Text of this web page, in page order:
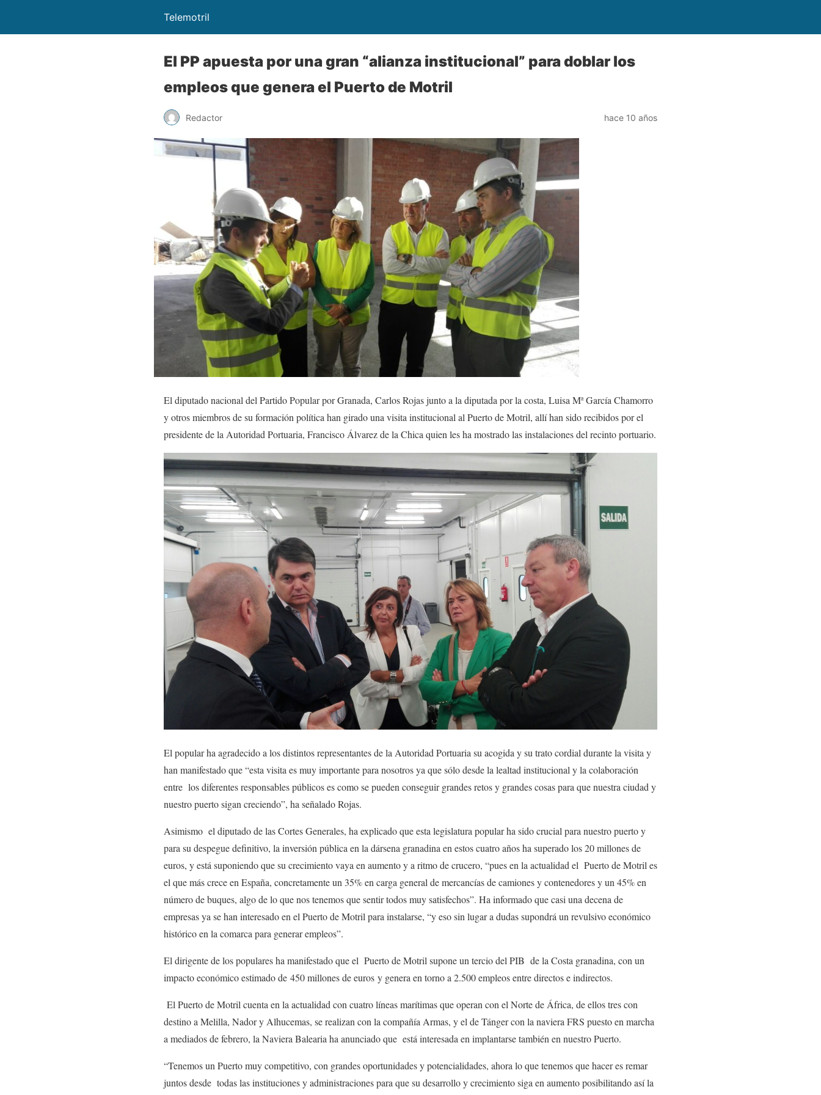
Telemotril
El PP apuesta por una gran “alianza institucional” para doblar los
empleos que genera el Puerto de Motril
Redactor hace 10 años
El diputado nacional del Partido Popular por Granada, Carlos Rojas junto a la diputada por la costa, Luisa Mª García Chamorro
y otros miembros de su formación política han girado una visita institucional al Puerto de Motril, allí han sido recibidos por el
presidente de la Autoridad Portuaria, Francisco Álvarez de la Chica quien les ha mostrado las instalaciones del recinto portuario.
El popular ha agradecido a los distintos representantes de la Autoridad Portuaria su acogida y su trato cordial durante la visita y
han manifestado que “esta visita es muy importante para nosotros ya que sólo desde la lealtad institucional y la colaboración
entre los diferentes responsables públicos es como se pueden conseguir grandes retos y grandes cosas para que nuestra ciudad y
nuestro puerto sigan creciendo”, ha señalado Rojas.
Asimismo el diputado de las Cortes Generales, ha explicado que esta legislatura popular ha sido crucial para nuestro puerto y
para su despegue definitivo, la inversión pública en la dársena granadina en estos cuatro años ha superado los 20 millones de
euros, y está suponiendo que su crecimiento vaya en aumento y a ritmo de crucero, “pues en la actualidad el Puerto de Motril es
el que más crece en España, concretamente un 35% en carga general de mercancías de camiones y contenedores y un 45% en
número de buques, algo de lo que nos tenemos que sentir todos muy satisfechos”. Ha informado que casi una decena de
empresas ya se han interesado en el Puerto de Motril para instalarse, “y eso sin lugar a dudas supondrá un revulsivo económico
histórico en la comarca para generar empleos”.
El dirigente de los populares ha manifestado que el Puerto de Motril supone un tercio del PIB de la Costa granadina, con un
impacto económico estimado de 450 millones de euros y genera en torno a 2.500 empleos entre directos e indirectos.
El Puerto de Motril cuenta en la actualidad con cuatro líneas marítimas que operan con el Norte de África, de ellos tres con
destino a Melilla, Nador y Alhucemas, se realizan con la compañía Armas, y el de Tánger con la naviera FRS puesto en marcha
a mediados de febrero, la Naviera Balearia ha anunciado que está interesada en implantarse también en nuestro Puerto.
“Tenemos un Puerto muy competitivo, con grandes oportunidades y potencialidades, ahora lo que tenemos que hacer es remar
juntos desde todas las instituciones y administraciones para que su desarrollo y crecimiento siga en aumento posibilitando así la